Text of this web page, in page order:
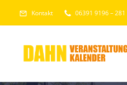
Kontakt 06391 9196 – 281